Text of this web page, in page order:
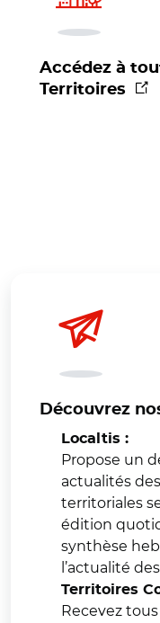
Accédez à
Territoires
Découvrez
Localtis :
Propose un
actualités
territoriales
édition
synthèse
l’actualité
Territoires
Recevez